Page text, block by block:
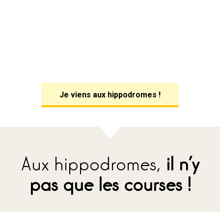
Je viens aux hippodromes !
Aux hippodromes, il n’y
pas que les courses !